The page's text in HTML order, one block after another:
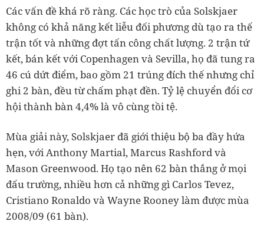
Các vấn đề khá rõ ràng. Các học trò của Solskjaer
không có khả năng kết liễu đối phương dù tạo ra thế
trận tốt và những đợt tấn công chất lượng. 2 trận tứ
kết, bán kết với Copenhagen và Sevilla, họ đã tung ra
46 cú dứt điểm, bao gồm 21 trúng đích thế nhưng chỉ
ghi 2 bàn, đều từ chấm phạt đền. Tỷ lệ chuyển đổi cơ
hội thành bàn 4,4% là vô cùng tồi tệ.
Mùa giải này, Solskjaer đã giới thiệu bộ ba đầy hứa
hẹn, với Anthony Martial, Marcus Rashford và
Mason Greenwood. Họ tạo nên 62 bàn thắng ở mọi
đấu trường, nhiều hơn cả những gì Carlos Tevez,
Cristiano Ronaldo và Wayne Rooney làm được mùa
2008/09 (61 bàn).